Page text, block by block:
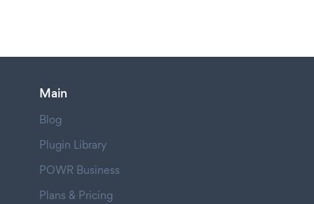
Main
Blog
Plugin Library
POWR Business
Plans & Pricing